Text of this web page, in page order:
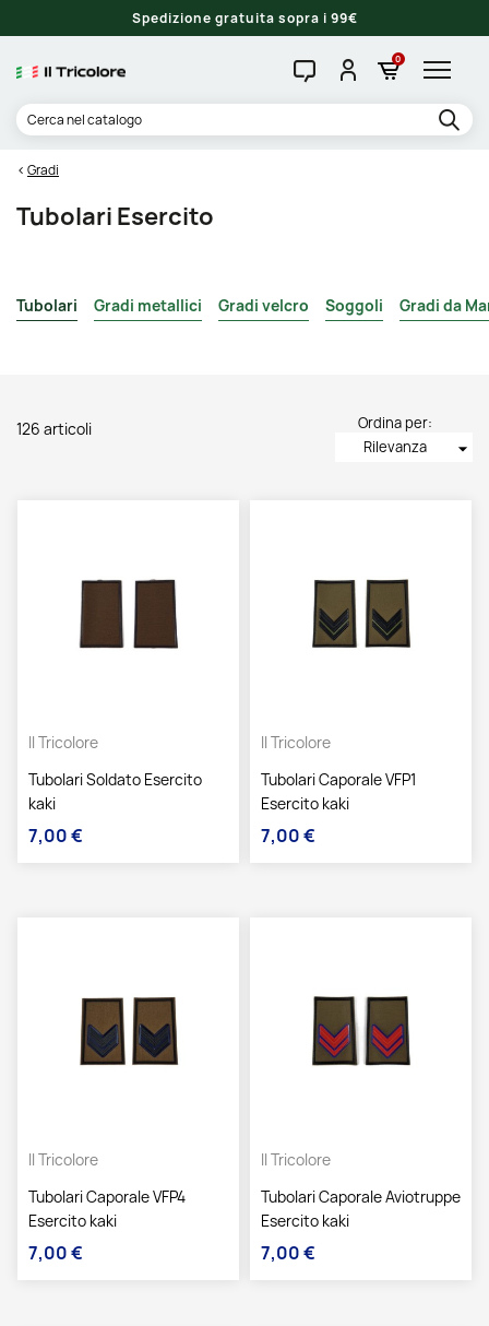
Spedizione gratuita sopra i 99€
0
Gradi
Tubolari Esercito
Tubolari Gradi metallici Gradi velcro Soggoli Gradi da
126 articoli
Ordina per:
Rilevanza
arrow_drop_down
Il Tricolore
Tubolari Soldato Esercito
kaki
Prezzo
7,00 €
Il Tricolore
Tubolari Caporale VFP1
Esercito kaki
Prezzo
7,00 €
Il Tricolore
Tubolari Caporale VFP4
Esercito kaki
Prezzo
7,00 €
Il Tricolore
Tubolari Caporale Aviotruppe
Esercito kaki
Prezzo
7,00 €